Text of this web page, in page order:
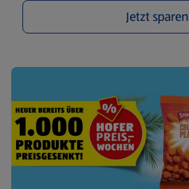
Jetzt sparen